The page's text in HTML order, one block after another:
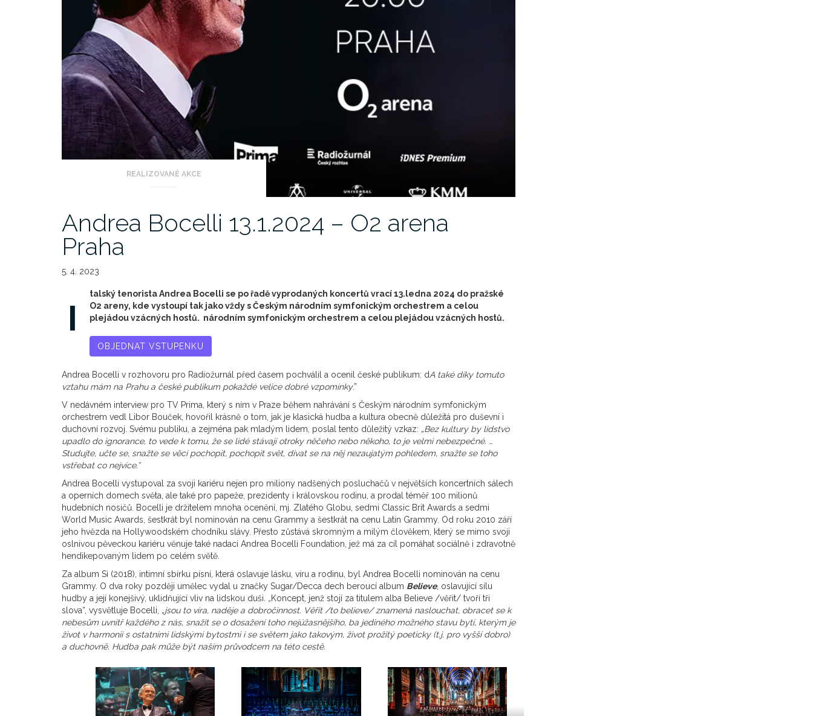
REALIZOVANÉ AKCE
Andrea Bocelli 13.1.2024 – O2 arena
Praha
5. 4. 2023
I
talský tenorista Andrea Bocelli se po řadě vyprodaných koncertů vrací 13.ledna 2024 do pražské
O2 areny, kde vystoupí tak jako vždy s Českým národním symfonickým orchestrem a celou
plejádou vzácných hostů. národním symfonickým orchestrem a celou plejádou vzácných hostů.
OBJEDNAT VSTUPENKU
Andrea Bocelli v rozhovoru pro Radiožurnál před časem pochválil a ocenil české publikum: dA také díky tomuto
vztahu mám na Prahu a české publikum pokaždé velice dobré vzpomínky.”
V nedávném interview pro TV Prima, který s ním v Praze během nahrávání s Českým národním symfonickým
orchestrem vedl Libor Bouček, hovořil krásně o tom, jak je klasická hudba a kultura obecně důležitá pro duševní i
duchovní rozvoj. Svému publiku, a zejména pak mladým lidem, poslal tento důležitý vzkaz: „Bez kultury by lidstvo
upadlo do ignorance, to vede k tomu, že se lidé stávají otroky něčeho nebo někoho, to je velmi nebezpečné. …
Studujte, učte se, snažte se věci pochopit, pochopit svět, dívat se na něj nezaujatým pohledem, snažte se toho
vstřebat co nejvíce.”
Andrea Bocelli vystupoval za svoji kariéru nejen pro miliony nadšených posluchačů v největších koncertních sálech
a operních domech světa, ale také pro papeže, prezidenty i královskou rodinu, a prodal téměř 100 milionů
hudebních nosičů. Bocelli je držitelem mnoha ocenění, mj. Zlatého Globu, sedmi Classic Brit Awards a sedmi
World Music Awards, šestkrát byl nominován na cenu Grammy a šestkrát na cenu Latin Grammy. Od roku 2010 září
jeho hvězda na Hollywoodském chodníku slávy. Přesto zůstává skromným a milým člověkem, který se mimo svoji
oslnivou pěveckou kariéru věnuje také nadaci Andrea Bocelli Foundation, jež má za cíl pomáhat sociálně i zdravotně
hendikepovaným lidem po celém světě.
Za album Sì (2018), intimní sbírku písní, která oslavuje lásku, víru a rodinu, byl Andrea Bocelli nominován na cenu
Grammy. O dva roky později umělec vydal u značky Sugar/Decca dech beroucí album Believe, oslavující sílu
hudby a její konejšivý, uklidňující vliv na lidskou duši. „Koncept, jenž stojí za titulem alba Believe /věřit/ tvoří tři
slova“, vysvětluje Bocelli, „jsou to víra, naděje a dobročinnost. Věřit /to believe/ znamená naslouchat, obracet se k
nebesům uvnitř každého z nás, snažit se o dosažení toho nejúžasnějšího, ba jediného možného stavu bytí, kterým je
život v harmonii s ostatními lidskými bytostmi i se světem jako takovým, život prožitý poeticky (t.j. pro vyšší dobro)
a duchovně. Hudba pak může být naším průvodcem na této cestě.